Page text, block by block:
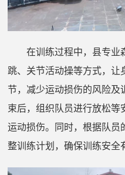
在训练过程中，县专业
跳、关节活动操等方式，让
节，减少运动损伤的风险及
束后，组织队员进行放松等
运动损伤。同时，根据队员
整训练计划，确保训练安全